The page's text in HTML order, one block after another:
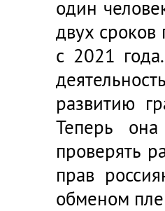
один
двух сроков
с 2021
развитию
Теперь
проверять
прав
обменом